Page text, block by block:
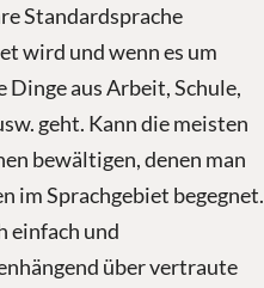
Standardsprache
wird und wenn es um
Dinge aus Arbeit, Schule,
geht. Kann die meisten
bewältigen, denen man
im Sprachgebiet begegnet.
einfach und
über vertraute